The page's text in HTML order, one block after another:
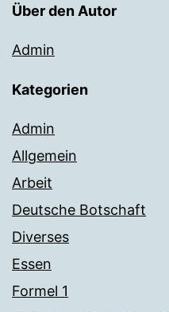
Über den Autor
Admin
Kategorien
Admin
Allgemein
Arbeit
Deutsche Botschaft
Diverses
Essen
Formel 1